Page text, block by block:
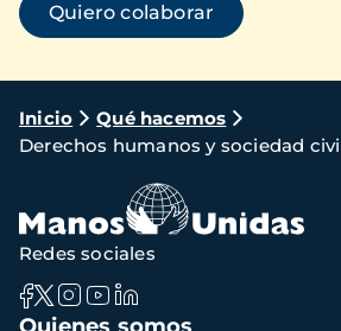
Quiero colaborar
Ruta
de
navegación
Inicio
Qué hacemos
Derechos humanos y sociedad
Navegación
Redes sociales